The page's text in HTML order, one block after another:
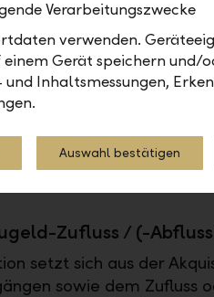
Erfolg Zinssatzswaps und
Loans sind die
Die Zu- und
und Spesen
Zufluss / (-
setzt sich aus der
sowie dem Zufluss
Verarbeitungszwecke
verwenden.
Gerät speichern und/
Inhaltsmessungen,
Auswahl bestätigen